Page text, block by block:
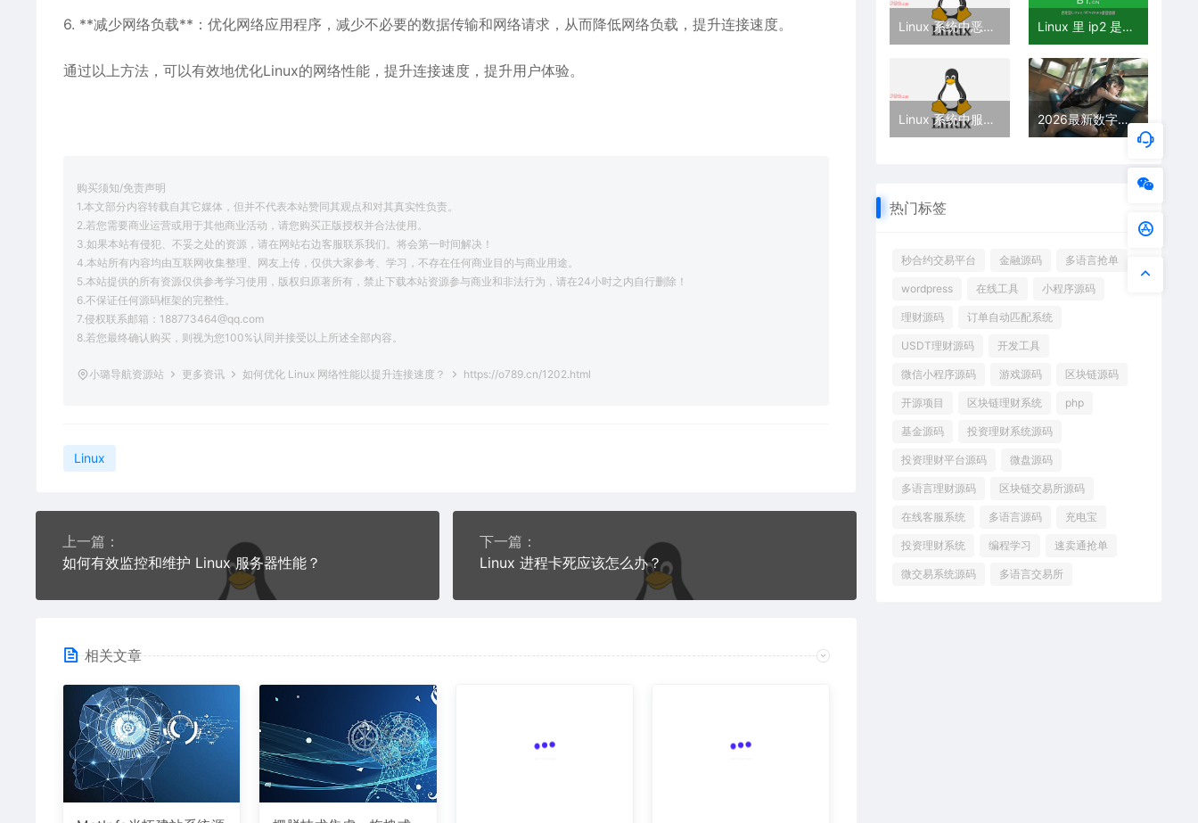
6. **减少网络负载**：优化网络应用程序，减少不必要的数据传输和网络请求，从而降低网络负载，提升连接速度。
通过以上方法，可以有效地优化Linux的网络性能，提升连接速度，提升用户体验。
购买须知/免责声明
1.本文部分内容转载自其它媒体，但并不代表本站赞同其观点和对其真实性负责。
2.若您需要商业运营或用于其他商业活动，请您购买正版授权并合法使用。
3.如果本站有侵犯、不妥之处的资源，请在网站右边客服联系我们。将会第一时间解决！
4.本站所有内容均由互联网收集整理、网友上传，仅供大家参考、学习，不存在任何商业目的与商业用途。
5.本站提供的所有资源仅供参考学习使用，版权归原著所有，禁止下载本站资源参与商业和非法行为，请在24小时之内自行删除！
6.不保证任何源码框架的完整性。
7.侵权联系邮箱：188773464@qq.com
8.若您最终确认购买，则视为您100%认同并接受以上所述全部内容。
小璐导航资源站 更多资讯 如何优化 Linux 网络性能以提升连接速度？ https://o789.cn/1202.html
Linux
上一篇：
如何有效监控和维护 Linux 服务器性能？
下一篇：
Linux 进程卡死应该怎么办？
相关文章
Linux 系统中恶意软件和病毒入侵及传播问题如何应对？ Linux 里 ip2 是什么驱动？
Linux 系统中服务端口无法访问怎么处理？ 2026最新数字钱包源码_支持多链+Defi挖矿功能
热门标签
秒合约交易平台 金融源码 多语言抢单
wordpress 在线工具 小程序源码
理财源码 订单自动匹配系统
USDT理财源码 开发工具
微信小程序源码 游戏源码 区块链源码
开源项目 区块链理财系统 php
基金源码 投资理财系统源码
投资理财平台源码 微盘源码
多语言理财源码 区块链交易所源码
在线客服系统 多语言源码 充电宝
投资理财系统 编程学习 速卖通抢单
微交易系统源码 多语言交易所